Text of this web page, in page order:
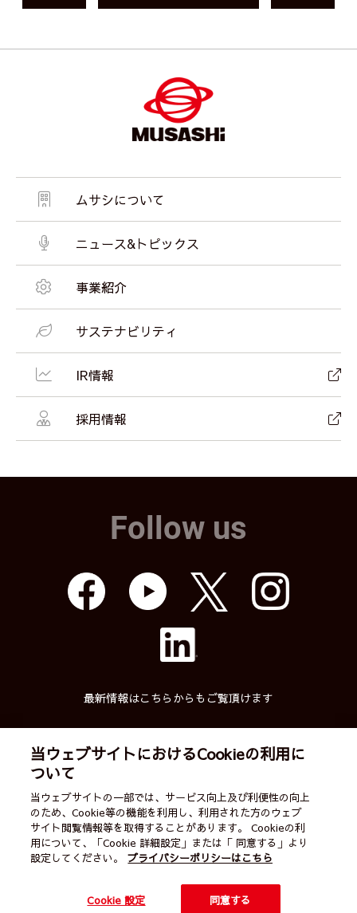
ムサシについて
ニュース&トピックス
事業紹介
サステナビリティ
IR情報
採用情報
Follow us
最新情報はこちらからもご覧頂けます
English ご利用案内 営業カレンダー
サイトマップ 個人情報保護方針 お問い合わせ
All Rights Reserved by
Musashi Seimitsu Industry Co., Ltd.
当ウェブサイトにおけるCookieの利用に
ついて
当ウェブサイトの一部では、サービス向上及び利便性の向上
のため、Cookie等の機能を利用し、利用された方のウェブ
サイト閲覧情報等を取得することがあります。 Cookieの利
用について、「Cookie 詳細設定」または「 同意する」より
設定してください。
プライバシーポリシーはこちら
Cookie 設定 同意する